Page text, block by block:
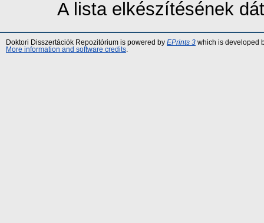
A lista elkészítésének
Doktori Disszertációk Repozitórium is powered by EPrints 3 which is developed
More information and software credits